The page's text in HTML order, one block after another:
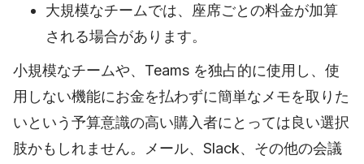
大規模なチームでは、座席ごとの料金が加算
される場合があります。
小規模なチームや、Teams を独占的に使用し、使
用しない機能にお金を払わずに簡単なメモを取りた
いという予算意識の高い購入者にとっては良い選択
肢かもしれません。メール、Slack、その他の会議